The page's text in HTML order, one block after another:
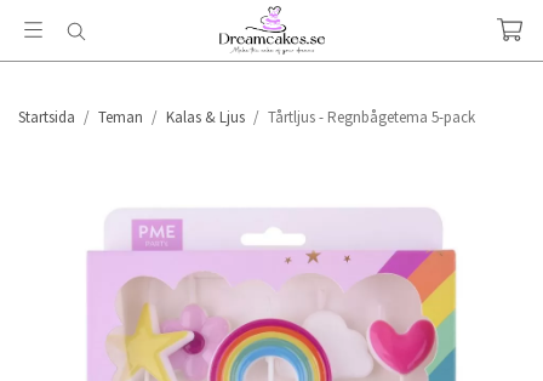
Startsida / Teman / Kalas & Ljus / Tårtljus - Regnbågetema 5-pack